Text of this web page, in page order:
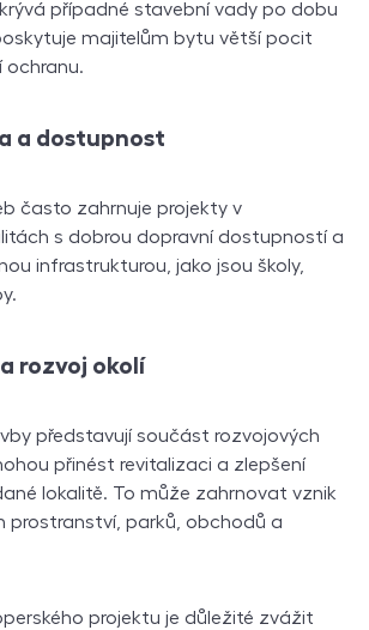
případné stavební vady po dobu
majitelům bytu větší pocit
a dostupnost
často zahrnuje projekty v
s dobrou dopravní dostupností a
infrastrukturou, jako jsou školy,
rozvoj okolí
představují součást rozvojových
přinést revitalizaci a zlepšení
lokalitě. To může zahrnovat vznik
prostranství, parků, obchodů a
projektu je důležité zvážit